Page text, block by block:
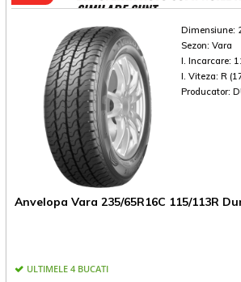
SIMILARE SUNT
Dimensiune:
Sezon: Vara
I. Incarcare:
I. Viteza: R
Producator:
Anvelopa Vara 235/65R16C 115/113R
ULTIMELE 4 BUCATI